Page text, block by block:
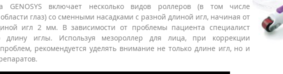
GENOSYS включает несколько видов роллеров (в том числе
глаз) со сменными насадками с разной длиной игл, начиная от
игл 2 мм. В зависимости от проблемы пациента специалист
длину иглы. Используя мезороллер для лица, при коррекции
рекомендуется уделять внимание не только длине игл, но и